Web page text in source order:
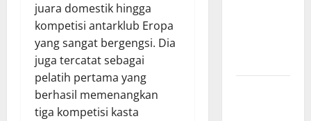
juara domestik hingga
kompetisi antarklub Eropa
yang sangat bergengsi. Dia
juga tercatat sebagai
pelatih pertama yang
berhasil memenangkan
tiga kompetisi kasta